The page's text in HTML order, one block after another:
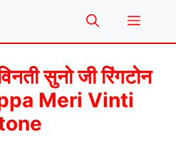
Menu
सुनो जी रिंगटोन
Meri Vinti